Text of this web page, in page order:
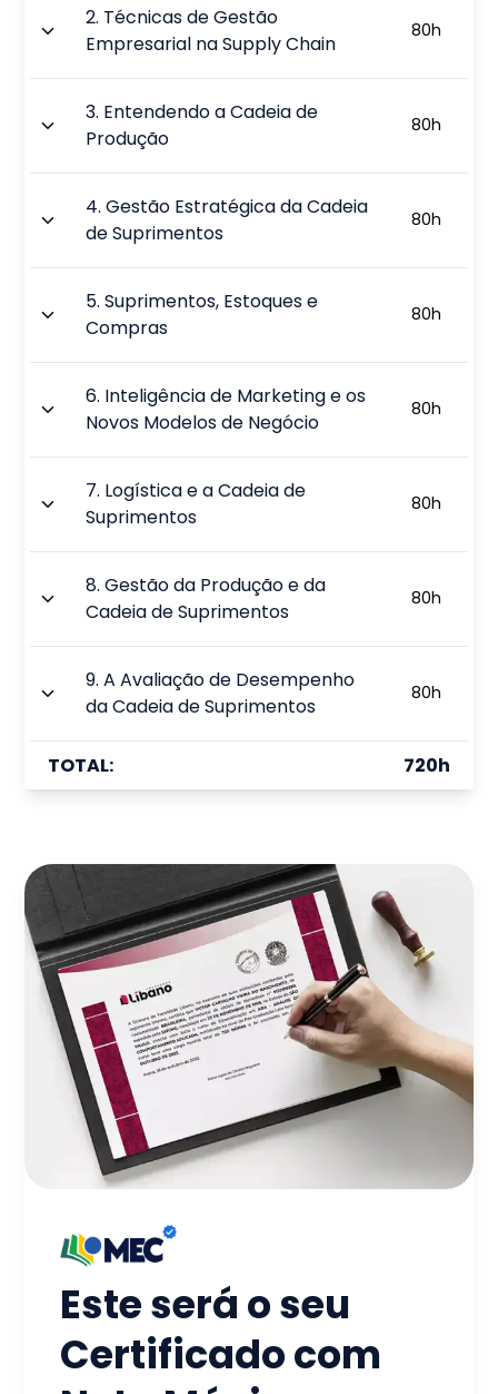
2. Técnicas de Gestão
Empresarial na Supply Chain
80h
3. Entendendo a Cadeia de
Produção
80h
4.Gestão Estratégica da Cadeia
de Suprimentos
80h
5.Suprimentos, Estoques e
Compras
80h
6. Inteligência de Marketing e os
Novos Modelos de Negócio
80h
7. Logística e a Cadeia de
Suprimentos
80h
8.Gestão da Produção e da
Cadeia de Suprimentos
80h
9.A Avaliação de Desempenho
da Cadeia de Suprimentos
80h
TOTAL: 720h
Este será o seu
Certificado com